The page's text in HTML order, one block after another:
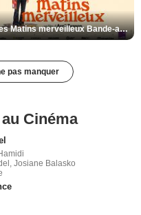
Les Matins merveilleux Bande-annonce VF
pas manquer
Cinéma
Josiane Balasko